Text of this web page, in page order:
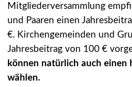
Mitgliederversammlung
und Paaren einen
€. Kirchengemeinden und
Jahresbeitrag von 100 €
können natürlich auch einen
wählen.